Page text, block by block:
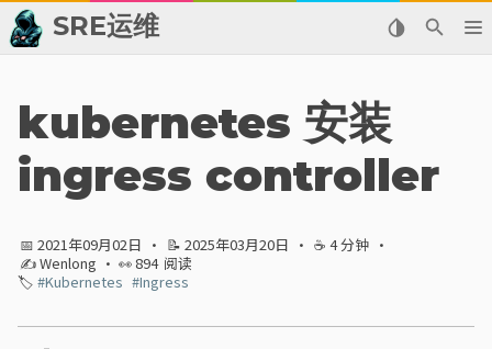
SRE运维
👬 友情链接
📈 热点新闻
💬 留言板
kubernetes 安装
ingress controller
📅 2021年09月02日 · 📝 2025年03月20日 · ☕ 4 分钟 ·
✍ Wenlong · 👀894 阅读
🏷️ #Kubernetes #Ingress